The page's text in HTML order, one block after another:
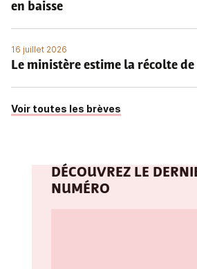
en baisse
16 juillet 2026
Le ministère estime la récolte
Voir toutes les brèves
DÉCOUVREZ LE
NUMÉRO